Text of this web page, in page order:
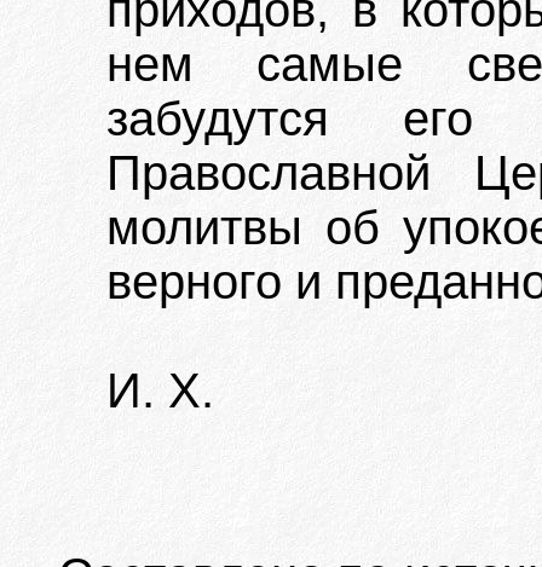
нем самые
забудутся его
Православной
молитвы об
верного и
И. X.